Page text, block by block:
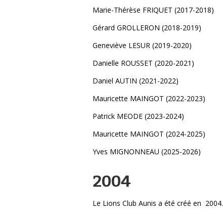
Marie-Thérèse FRIQUET (2017-2018)
Gérard GROLLERON (2018-2019)
Geneviève LESUR (2019-2020)
Danielle ROUSSET (2020-2021)
Daniel AUTIN (2021-2022)
Mauricette MAINGOT (2022-2023)
Patrick MEODE (2023-2024)
Mauricette MAINGOT (2024-2025)
Yves MIGNONNEAU (2025-2026)
2004
Le Lions Club Aunis a été créé en 2004.